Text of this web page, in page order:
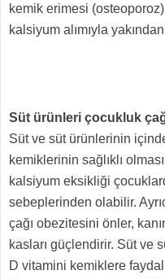
kemik erimesi
kalsiyum alımıyla
Süt ürünleri çocukluk
Süt ve süt ürünlerinin
kemiklerinin sağlıklı
kalsiyum eksikliği
sebeplerinden olabilir.
çağı obezitesini önler,
kasları güçlendirir. Süt ve
D vitamini kemiklere